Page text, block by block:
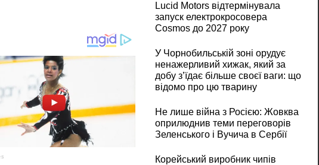
Lucid Motors відтермінувала
запуск електрокросовера
Cosmos до 2027 року
У Чорнобильській зоні орудує
ненажерливий хижак, який за
добу з’їдає більше своєї ваги: що
відомо про цю тварину
Не лише війна з Росією: Жовква
оприлюднив теми переговорів
Зеленського і Вучича в Сербії
Корейський виробник чипів